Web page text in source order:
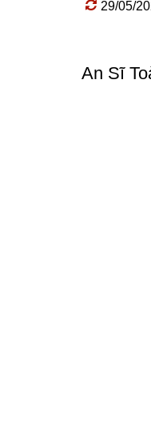
29/05/
An Sĩ